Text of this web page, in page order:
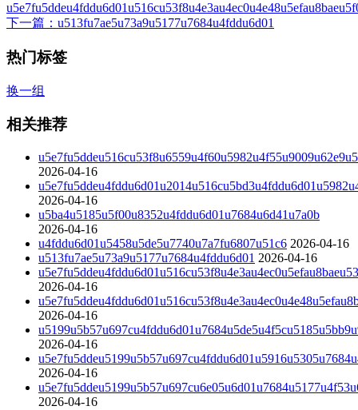
下一篇 ：u513fu7ae5u73a9u5177u7684u4fddu6d01
热门标签
换一组
相关推荐
2026-04-16
2026-04-16
u5ba4u5185u5f00u8352u4fddu6d01u7684u6d41u7a0b
2026-04-16
u4fddu6d01u5458u5de5u7740u7a7fu6807u51c6 2026-04-16
u513fu7ae5u73a9u5177u7684u4fddu6d01 2026-04-16
2026-04-16
2026-04-16
2026-04-16
2026-04-16
2026-04-16